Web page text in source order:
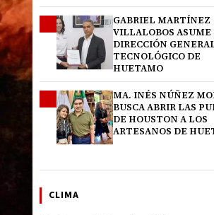
GABRIEL MARTÍNEZ
VILLALOBOS ASUME
DIRECCIÓN
TECNOLÓGICO DE
HUETAMO
MA. INÉS NÚÑEZ
BUSCA ABRIR LAS
DE HOUSTON A LOS
ARTESANOS DE
CLIMA